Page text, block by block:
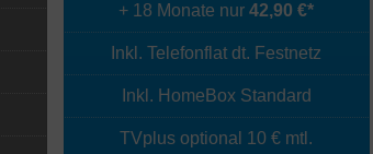
+ 18 Monate nur42,90 €*
Inkl. Telefonflat dt. Festnetz
Inkl. HomeBox Standard
TVplus optional 10 € mtl.